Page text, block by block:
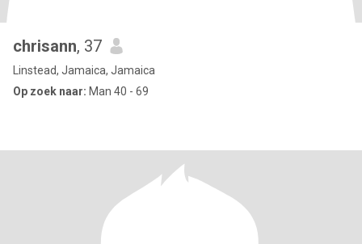
chrisann, 37
Linstead, Jamaica, Jamaica
Op zoek naar: Man 40 - 69